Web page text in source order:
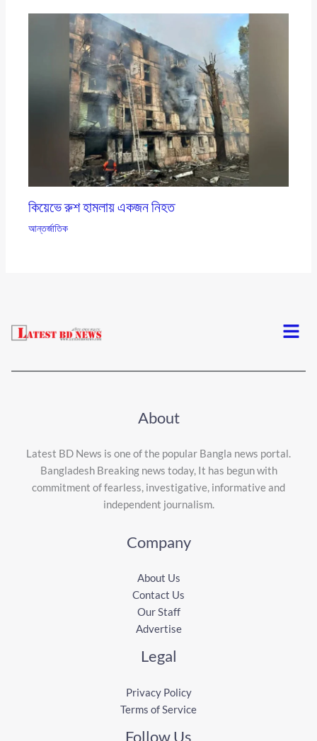
কিয়েভে রুশ হামলায় একজন নিহত
আন্তর্জাতিক
Menu
About
Latest BD News is one of the popular Bangla news portal.
Bangladesh Breaking news today, It has begun with
commitment of fearless, investigative, informative and
independent journalism.
Company
About Us
Contact Us
Our Staff
Advertise
Legal
Privacy Policy
Terms of Service
Follow Us